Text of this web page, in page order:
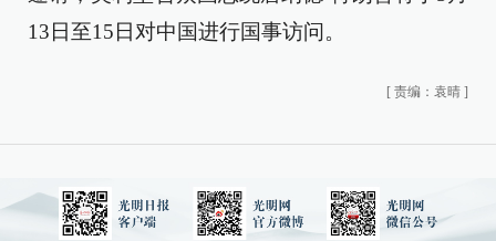
13日至15日对中国进行国事访问。
[ 责编：袁晴 ]